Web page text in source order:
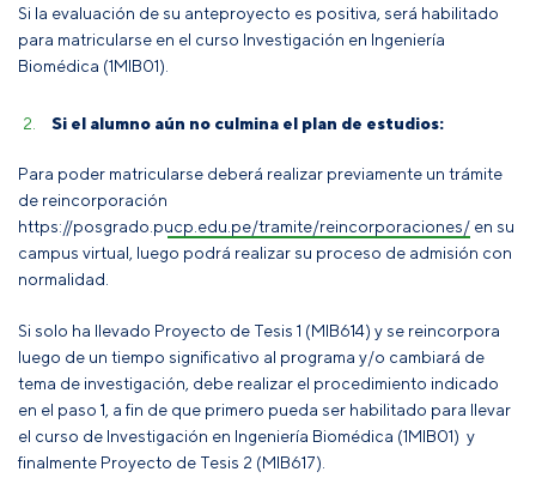
Si la evaluación de su anteproyecto es positiva, será habilitado
para matricularse en el curso Investigación en Ingeniería
Biomédica (1MIB01).
Si el alumno aún no culmina el plan de estudios:
Para poder matricularse deberá realizar previamente un trámite
de reincorporación
https://posgrado.pucp.edu.pe/tramite/reincorporaciones/ en su
campus virtual, luego podrá realizar su proceso de admisión con
normalidad.
Si solo ha llevado Proyecto de Tesis 1 (MIB614) y se reincorpora
luego de un tiempo significativo al programa y/o cambiará de
tema de investigación, debe realizar el procedimiento indicado
en el paso 1, a fin de que primero pueda ser habilitado para llevar
el curso de Investigación en Ingeniería Biomédica (1MIB01) y
finalmente Proyecto de Tesis 2 (MIB617).